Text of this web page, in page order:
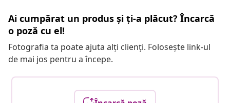
Ai cumpărat un produs și ți-a plăcut? Încarcă
o poză cu el!
Fotografia ta poate ajuta alți clienți. Folosește link-ul
de mai jos pentru a începe.